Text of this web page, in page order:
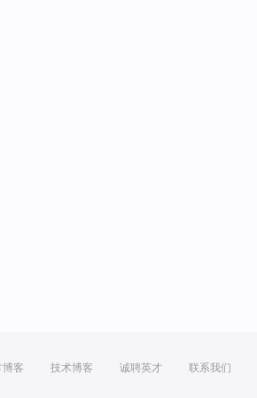
博客 技术博客 诚聘英才 联系我们